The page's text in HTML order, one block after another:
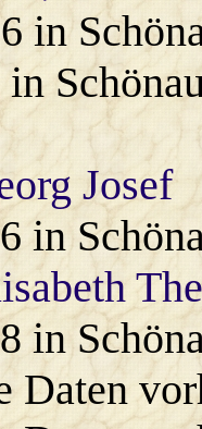
in
Josef
in
in
Daten